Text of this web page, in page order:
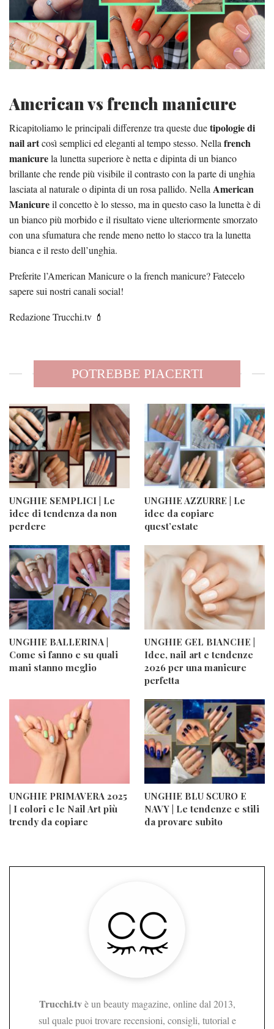
American vs french manicure
Ricapitoliamo le principali differenze tra queste duetipologie di
nail artcosì semplici ed eleganti al tempo stesso. Nella french
manicurela lunetta superiore è netta e dipinta di un bianco
brillante che rende più visibile il contrasto con la parte di unghia
lasciata al naturale o dipinta di un rosa pallido. Nella American
Manicureil concetto è lo stesso, ma in questo caso la lunetta è di
un bianco più morbido e il risultato viene ulteriormente smorzato
con una sfumatura che rende meno netto lo stacco tra la lunetta
bianca e il resto dell’unghia.
Preferite l’American Manicure o la french manicure? Fatecelo
sapere sui nostri canali social!
Redazione Trucchi.tv 💄
POTREBBE PIACERTI
UNGHIE SEMPLICI | Le
idee di tendenza da non
perdere
UNGHIE AZZURRE | Le
idee da copiare
quest’estate
UNGHIE BALLERINA |
Come si fanno e su quali
mani stanno meglio
UNGHIE GEL BIANCHE |
Idee, nail art e tendenze
2026 per una manicure
perfetta
UNGHIE PRIMAVERA 2025
| I colori e le Nail Art più
trendy da copiare
UNGHIE BLU SCURO E
NAVY | Le tendenze e stili
da provare subito
Trucchi.tvè un beauty magazine, online dal 2013,
sul quale puoi trovare recensioni, consigli, tutorial e